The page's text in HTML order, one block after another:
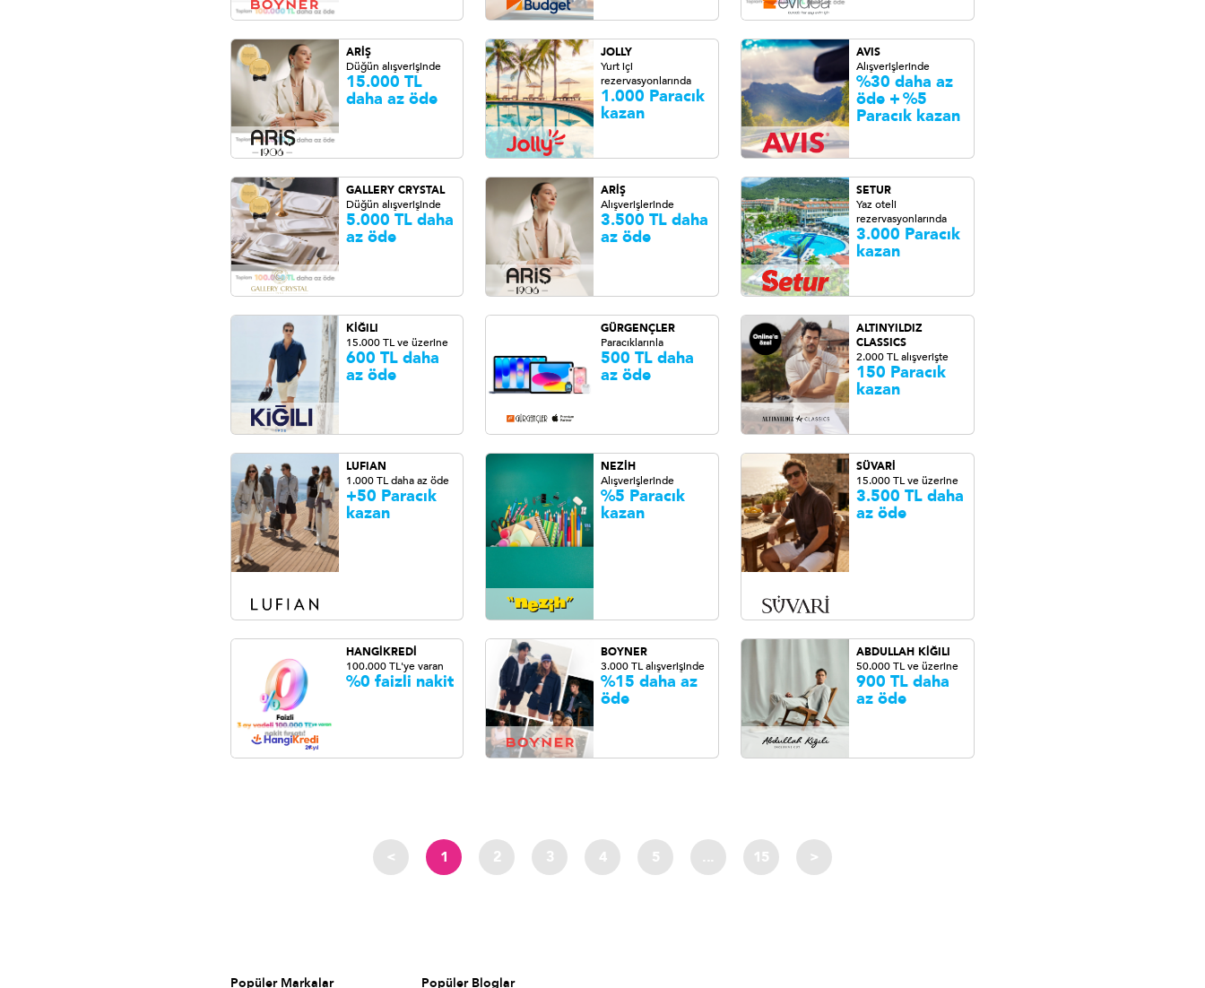
ARİŞ
Düğün alışverişinde
15.000 TL
daha az öde
JOLLY
Yurt içi
rezervasyonlarında
1.000 Paracık
kazan
AVIS
Alışverişlerinde
%30 daha az
öde +%5
Paracık kazan
GALLERY CRYSTAL
Düğün alışverişinde
5.000 TL daha
az öde
ARİŞ
Alışverişlerinde
3.500 TL daha
az öde
SETUR
Yaz oteli
rezervasyonlarında
3.000 Paracık
kazan
KİĞILI
15.000 TL ve üzerine
600 TL daha
az öde
GÜRGENÇLER
Paracıklarınla
500 TL daha
az öde
ALTINYILDIZ
CLASSICS
2.000 TL alışverişte
150 Paracık
kazan
LUFIAN
1.000 TL daha az öde
+50 Paracık
kazan
NEZİH
Alışverişlerinde
%5 Paracık
kazan
SÜVARİ
15.000 TL ve üzerine
3.500 TL daha
az öde
HANGİKREDİ
100.000 TL'ye varan
%0 faizli nakit
BOYNER
3.000 TL alışverişinde
%15 daha az
öde
ABDULLAH KİĞILI
50.000 TL ve üzerine
900 TL daha
az öde
< 1 2 3 4 5 ... 15 >
Popüler Markalar Popüler Bloglar